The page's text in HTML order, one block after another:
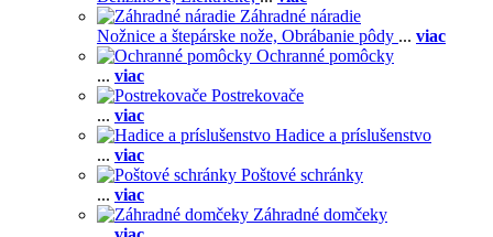
Záhradné náradie
Nožnice a štepárske nože, Obrábanie pôdy ... viac
Ochranné pomôcky
... viac
Postrekovače
... viac
Hadice a príslušenstvo
... viac
Poštové schránky
... viac
Záhradné domčeky